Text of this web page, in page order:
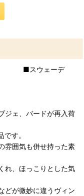
ド ■スウェーデ
ジェ、バードが再入荷
す。
雰囲気も併せ持った素
れ、ほっこりとした気
どが微妙に違うヴィン